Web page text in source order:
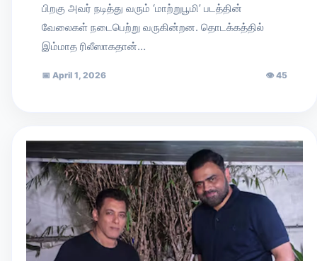
பிறகு அவர் நடித்து வரும் ‘மாற்றுபூமி’ படத்தின்
வேலைகள் நடைபெற்று வருகின்றன. தொடக்கத்தில்
இம்மாத ரிலீஸாகதான்…
📅 April 1, 2026 👁45